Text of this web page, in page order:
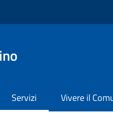
Servizi Vivere il